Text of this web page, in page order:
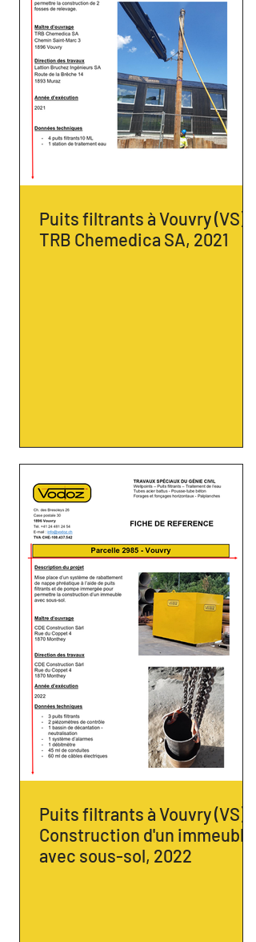
Puits filtrants à Vouvry (VS) -
TRB Chemedica SA, 2021
Puits filtrants à Vouvry (VS) -
Construction d'un immeuble
avec sous-sol, 2022